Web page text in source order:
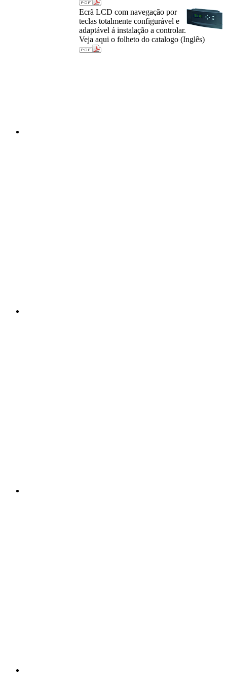
Ecrã LCD com navegação por
teclas totalmente configurável e
adaptável á instalação a controlar.
Veja aqui o folheto do catalogo (Inglês)